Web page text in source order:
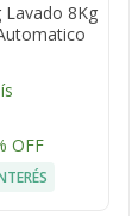
Lavado 8Kg
OFF